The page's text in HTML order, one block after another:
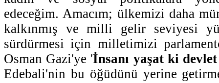
edeceğim. Amacım; ülkemizi daha
kalkınmış ve milli gelir seviyesi
sürdürmesi için milletimizi
Osman Gazi'ye 'İnsanı yaşat ki devlet
Edebali'nin bu öğüdünü yerine